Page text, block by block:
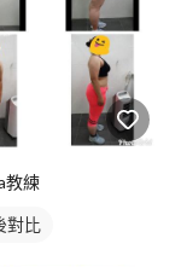
教練
對比